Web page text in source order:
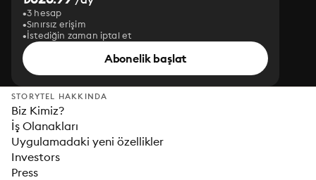
3 hesap
Sınırsız erişim
İstediğin zaman iptal et
Abonelik başlat
STORYTEL HAKKINDA
Biz Kimiz?
İş Olanakları
Uygulamadaki yeni özellikler
Investors
Press